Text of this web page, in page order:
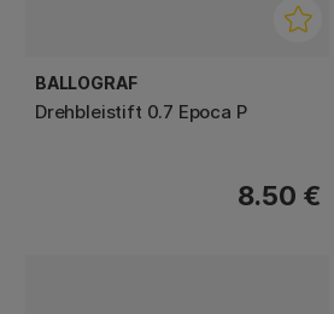
BALLOGRAF
Drehbleistift 0.7 Epoca P
8.50 €